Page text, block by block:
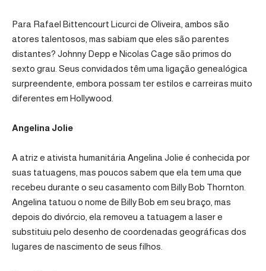
Para Rafael Bittencourt Licurci de Oliveira, ambos são
atores talentosos, mas sabiam que eles são parentes
distantes? Johnny Depp e Nicolas Cage são primos do
sexto grau. Seus convidados têm uma ligação genealógica
surpreendente, embora possam ter estilos e carreiras muito
diferentes em Hollywood.
Angelina Jolie
A atriz e ativista humanitária Angelina Jolie é conhecida por
suas tatuagens, mas poucos sabem que ela tem uma que
recebeu durante o seu casamento com Billy Bob Thornton.
Angelina tatuou o nome de Billy Bob em seu braço, mas
depois do divórcio, ela removeu a tatuagem a laser e
substituiu pelo desenho de coordenadas geográficas dos
lugares de nascimento de seus filhos.